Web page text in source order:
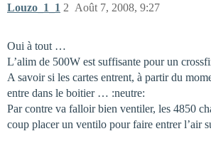
Louzo_1_1 Août 7, 2008, 9:27
2
Oui à tout …
L’alim de 500W est suffisante pour un
A savoir si les cartes entrent, à partir du
entre dans le boitier … :neutre:
Par contre va falloir bien ventiler, les 4850
coup placer un ventilo pour faire entrer l’air